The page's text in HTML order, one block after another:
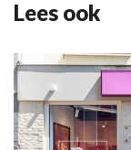
Lees ook